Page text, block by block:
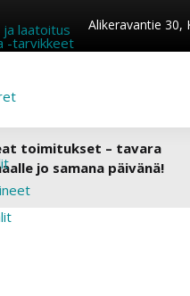
Alikeravantie 30,
ja laatoitus
-tarvikkeet
toimitukset – tavara
jo samana päivänä!